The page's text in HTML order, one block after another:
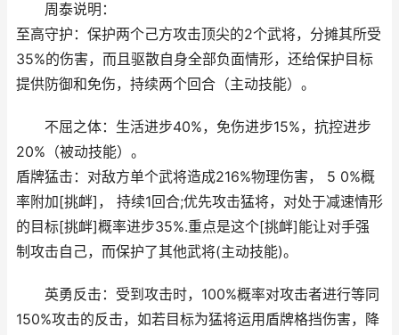
周泰说明：
至高守护：保护两个己方攻击顶尖的2个武将，分摊其所受
35%的伤害，而且驱散自身全部负面情形，还给保护目标
提供防御和免伤，持续两个回合（主动技能）。
不屈之体：生活进步40%，免伤进步15%，抗控进步
20%（被动技能）。
盾牌猛击：对敌方单个武将造成216%物理伤害， 5 0%概
率附加[挑衅]， 持续1回合;优先攻击猛将，对处于减速情形
的目标[挑衅]概率进步35%.重点是这个[挑衅]能让对手强
制攻击自己，而保护了其他武将(主动技能)。
英勇反击：受到攻击时，100%概率对攻击者进行等同
150%攻击的反击，如若目标为猛将运用盾牌格挡伤害，降